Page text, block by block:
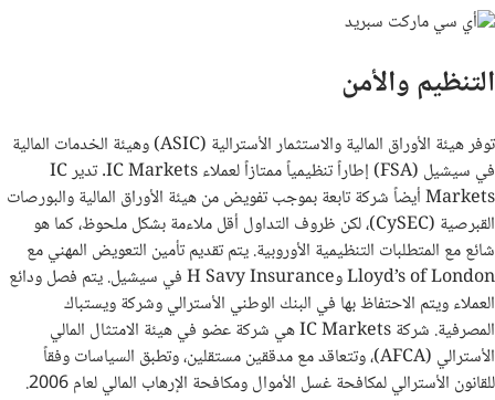
التنظيم والأمن
توفر هيئة الأوراق المالية والاستثمار الأسترالية (ASIC) وهيئة الخدمات المالية
في سيشيل (FSA) إطاراً تنظيمياً ممتازاً لعملاءIC Markets. تديرIC
Marketsأيضاً شركة تابعة بموجب تفويض من هيئة الأوراق المالية والبورصات
القبرصية (CySEC)، لكن ظروف التداول أقل ملاءمة بشكل ملحوظ، كما هو
شائع مع المتطلبات التنظيمية الأوروبية. يتم تقديم تأمين التعويض المهني مع
Lloyd’s of LondonوH Savy Insuranceفي سيشيل. يتم فصل ودائع
العملاء ويتم الاحتفاظ بها في البنك الوطني الأسترالي وشركة ويستباك
المصرفية. شركةIC Marketsهي شركة عضو في هيئة الامتثال المالي
الأسترالي (AFCA)، وتتعاقد مع مدققين مستقلين، وتطبق السياسات وفقاً
للقانون الأسترالي لمكافحة غسل الأموال ومكافحة الإرهاب المالي لعام 2006.